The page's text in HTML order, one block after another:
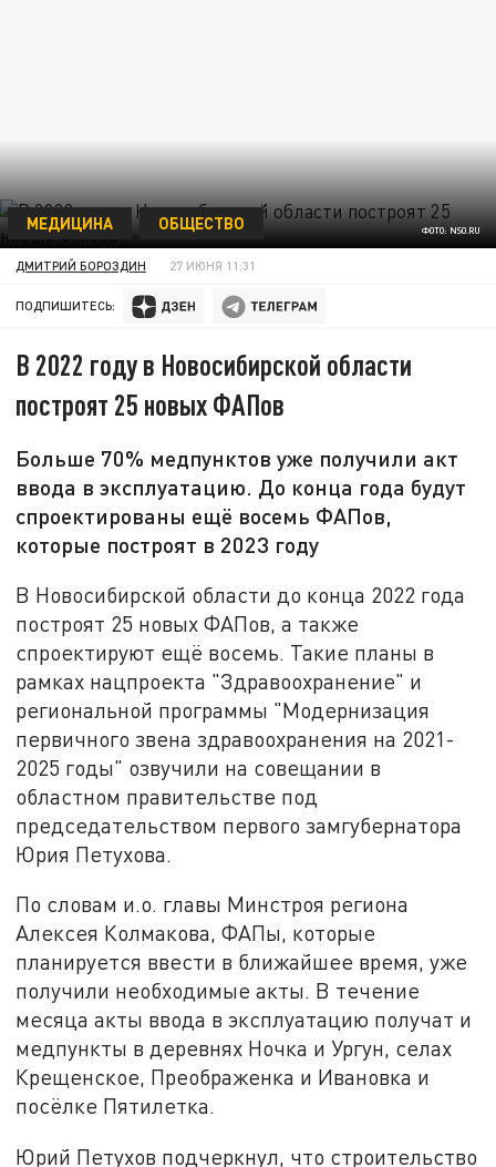
ФОТО: NSO.RU
МЕДИЦИНА ОБЩЕСТВО
ДМИТРИЙ БОРОЗДИН 27 ИЮНЯ 11:31
ПОДПИШИТЕСЬ:
В 2022 году в Новосибирской области
построят 25 новых ФАПов
Больше 70% медпунктов уже получили акт
ввода в эксплуатацию. До конца года будут
спроектированы ещё восемь ФАПов,
которые построят в 2023 году
В Новосибирской области до конца 2022 года
построят 25 новых ФАПов, а также
спроектируют ещё восемь. Такие планы в
рамках нацпроекта "Здравоохранение" и
региональной программы "Модернизация
первичного звена здравоохранения на 2021-
2025 годы" озвучили на совещании в
областном правительстве под
председательством первого замгубернатора
Юрия Петухова.
По словам и.о. главы Минстроя региона
Алексея Колмакова, ФАПы, которые
планируется ввести в ближайшее время, уже
получили необходимые акты. В течение
месяца акты ввода в эксплуатацию получат и
медпункты в деревнях Ночка и Ургун, селах
Крещенское, Преображенка и Ивановка и
посёлке Пятилетка.
Юрий Петухов подчеркнул, что строительство